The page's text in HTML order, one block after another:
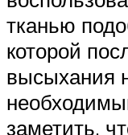
тканью
которой
высыхания
заметить,